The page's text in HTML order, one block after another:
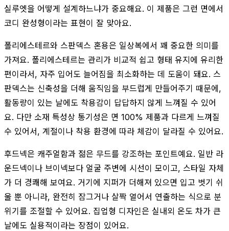
실루엣을 어떻게 설계하느냐가 중요해요. 이 제품은 그런 면에서
코디 완성형이라는 표현이 잘 맞아요.
폴리에스테르와 스판덱스 혼용은 일상복에서 꽤 중요한 의미를
가져요. 폴리에스테르는 관리가 비교적 쉽고 형태 유지에 유리한
편이라서, 자주 입어도 늘어짐을 최소화하는 데 도움이 돼요. 스
판덱스는 신축성을 더해 움직임을 부드럽게 만들어주기 때문에,
활동량이 있는 날에도 착용감이 답답하지 않게 느껴질 수 있어
요. 다만 소재 특성상 통기성은 면 100% 제품과 다르게 느껴질
수 있어서, 계절이나 착용 환경에 따라 체감이 달라질 수 있어요.
후드넥은 캐주얼함과 젊은 무드를 강조하는 포인트예요. 일반 라
운드넥이나 브이넥보다 얼굴 주변에 시선이 모이고, 스타일 자체
가 더 경쾌해 보여요. 거기에 지퍼가 더해져 있으면 입고 벗기 쉬
울 뿐 아니라, 완전히 잠그거나 살짝 열어서 연출하는 식으로 분
위기를 조절할 수 있어요. 집업형 디자인은 실내외 온도 차가 큰
날에도 실용적이라는 장점이 있어요.